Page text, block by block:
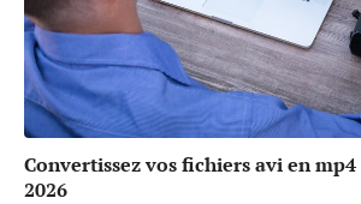
Convertissez vos fichiers avi en
2026